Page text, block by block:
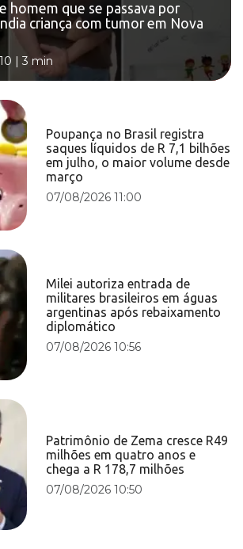
homem que se passava por
criança com tumor em Nova
| 3 min
Poupança no Brasil registra
saques líquidos de R 7,1 bilhões
em julho, o maior volume desde
março
07/08/2026 11:00
Milei autoriza entrada de
militares brasileiros em águas
argentinas após rebaixamento
diplomático
07/08/2026 10:56
Patrimônio de Zema cresce R49
milhões em quatro anos e
chega a R 178,7 milhões
07/08/2026 10:50